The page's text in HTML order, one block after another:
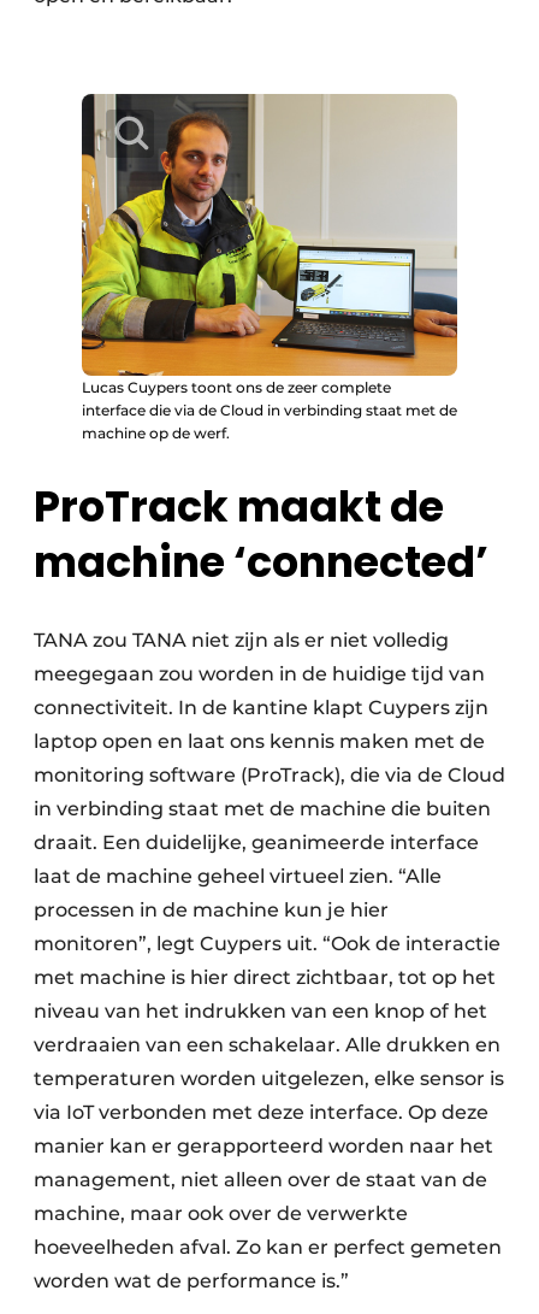
Lucas Cuypers toont ons de zeer complete
interface die via de Cloud in verbinding staat met de
machine op de werf.
ProTrack maakt de
machine ‘connected’
TANA zou TANA niet zijn als er niet volledig
meegegaan zou worden in de huidige tijd van
connectiviteit. In de kantine klapt Cuypers zijn
laptop open en laat ons kennis maken met de
monitoring software (ProTrack), die via de Cloud
in verbinding staat met de machine die buiten
draait. Een duidelijke, geanimeerde interface
laat de machine geheel virtueel zien. “Alle
processen in de machine kun je hier
monitoren”, legt Cuypers uit. “Ook de interactie
met machine is hier direct zichtbaar, tot op het
niveau van het indrukken van een knop of het
verdraaien van een schakelaar. Alle drukken en
temperaturen worden uitgelezen, elke sensor is
via IoT verbonden met deze interface. Op deze
manier kan er gerapporteerd worden naar het
management, niet alleen over de staat van de
machine, maar ook over de verwerkte
hoeveelheden afval. Zo kan er perfect gemeten
worden wat de performance is.”